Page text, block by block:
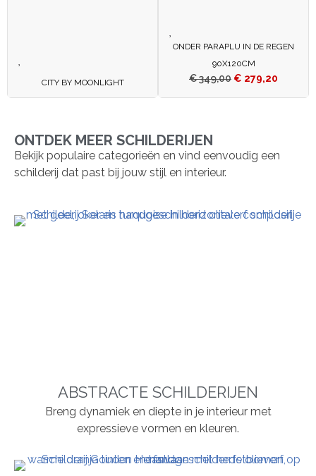
CITY BY MOONLIGHT
ONDER PARAPLU IN DE REGEN
90X120CM
€349,00 € 279,20
ONTDEK MEER SCHILDERIJEN
Bekijk populaire categorieën en vind eenvoudig een
schilderij dat past bij jouw stijl en interieur.
ABSTRACTE SCHILDERIJEN
Breng dynamiek en diepte in je interieur met
expressieve vormen en kleuren.